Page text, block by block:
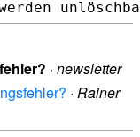
· newsletter
· Rainer